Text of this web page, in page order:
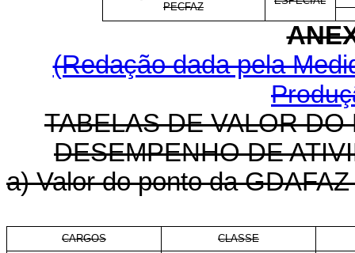
PECFAZ
(Redação dada pela
TABELAS DE VALOR
DESEMPENHO DE
a) Valor do ponto da
CARGOS CLASSE